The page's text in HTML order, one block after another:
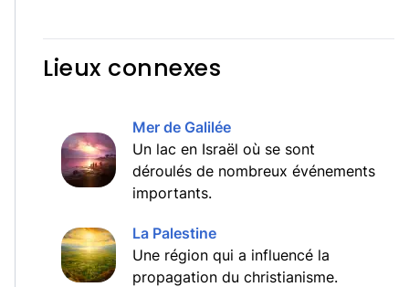
Lieux connexes
Mer de Galilée
Un lac en Israël où se sont
déroulés de nombreux événements
importants.
La Palestine
Une région qui a influencé la
propagation du christianisme.